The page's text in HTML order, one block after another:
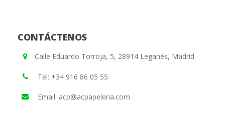
CONTÁCTENOS
Calle Eduardo Torroja, 5, 28914 Leganés, Madrid
Tel: +34 916 86 05 55
Email: acp@acpapeleria.com